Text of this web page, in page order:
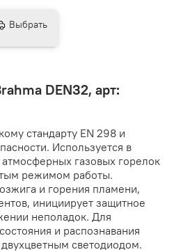
DEN32, арт:
стандарту EN 298 и
Используется в
газовых горелок
режимом работы.
и горения пламени,
инициирует защитное
неполадок. Для
и распознавания
светодиодом.
Выбрать